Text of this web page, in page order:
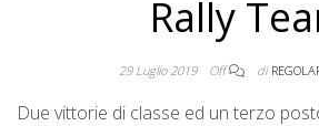
Rally
29 Luglio 2019 Off di
Due vittorie di classe ed un terzo